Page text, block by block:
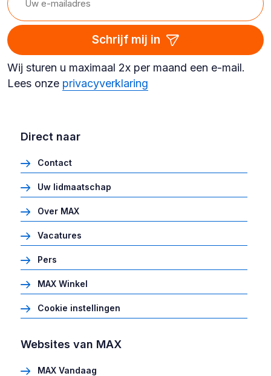
Schrijf mij in
Wij sturen u maximaal 2x per maand een e-mail.
Lees onze privacyverklaring
Direct naar
Contact
Uw lidmaatschap
Over MAX
Vacatures
Pers
MAX Winkel
Cookie instellingen
Websites van MAX
MAX Vandaag